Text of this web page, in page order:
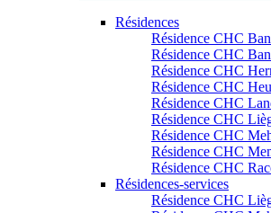
Résidences
Résidence CHC
Résidence CHC
Résidence CHC
Résidence CHC
Résidence CHC
Résidence CHC
Résidence CHC
Résidence CHC
Résidence CHC
Résidences-services
Résidence CHC